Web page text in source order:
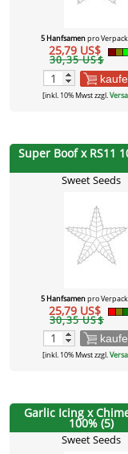
5 Hanfsamenpro
25,79 US$
30,35 US$
[inkl. 10% Mwst zzgl.
Super Boof x RS11
Sweet Seeds
5 Hanfsamenpro
25,79 US$
30,35 US$
[inkl. 10% Mwst zzgl.
Garlic Icing x
100% (5)
Sweet Seeds